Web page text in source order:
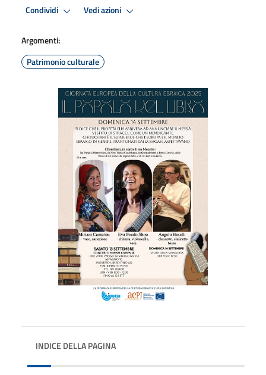
Condividi Vedi azioni
Argomenti:
Patrimonio culturale
INDICE DELLA PAGINA